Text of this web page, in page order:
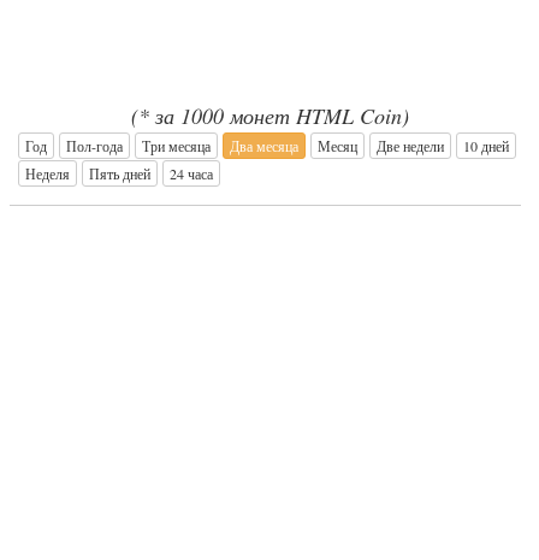
(* за 1000 монет HTML Coin)
Год Пол-года Три месяца Два месяца Месяц Две недели
10 дней
Неделя
Пять дней 24 часа